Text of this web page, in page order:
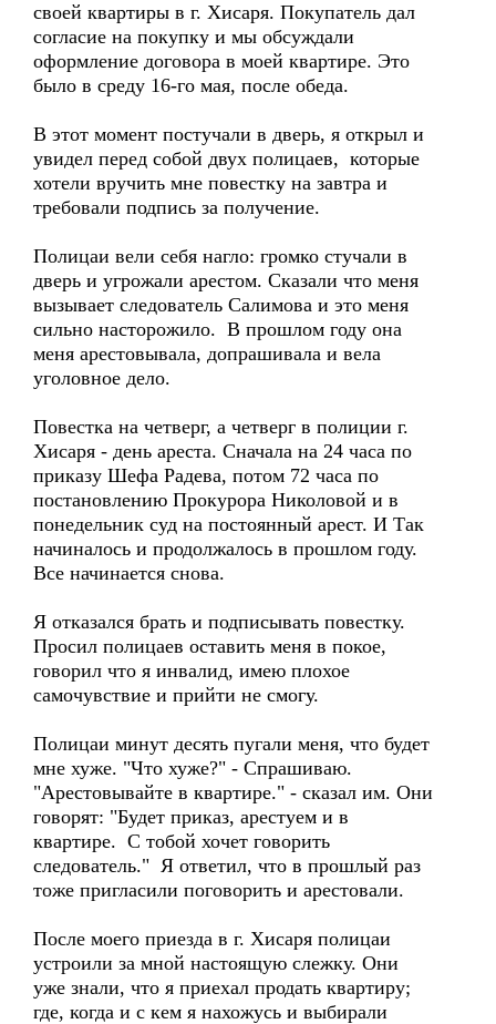
своей квартиры в г. Хисаря. Покупатель дал
согласие на покупку и мы обсуждали
оформление договора в моей квартире. Это
было в среду 16-го мая, после обеда.
В этот момент постучали в дверь, я открыл и
увидел перед собой двух полицаев, которые
хотели вручить мне повестку на завтра и
требовали подпись за получение.
Полицаи вели себя нагло: громко стучали в
дверь и угрожали арестом. Сказали что меня
вызывает следователь Салимова и это меня
сильно насторожило. В прошлом году она
меня арестовывала, допрашивала и вела
уголовное дело.
Повестка на четверг, а четверг в полиции г.
Хисаря - день ареста. Сначала на 24 часа по
приказу Шефа Радева, потом 72 часа по
постановлению Прокурора Николовой и в
понедельник суд на постоянный арест. И Так
начиналось и продолжалось в прошлом году.
Все начинается снова.
Я отказался брать и подписывать повестку.
Просил полицаев оставить меня в покое,
говорил что я инвалид, имею плохое
самочувствие и прийти не смогу.
Полицаи минут десять пугали меня, что будет
мне хуже. "Что хуже?" - Спрашиваю.
"Арестовывайте в квартире." - сказал им. Они
говорят: "Будет приказ, арестуем и в
квартире. С тобой хочет говорить
следователь." Я ответил, что в прошлый раз
тоже пригласили поговорить и арестовали.
После моего приезда в г. Хисаря полицаи
устроили за мной настоящую слежку. Они
уже знали, что я приехал продать квартиру;
где, когда и с кем я нахожусь и выбирали